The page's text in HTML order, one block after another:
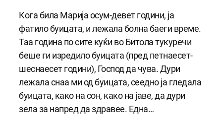
Кога била Марија осум-девет години, ја
фатило буицата, и лежала болна баеги време.
Таа година по сите куќи во Битола тукуречи
беше ги изредило буицата (пред петнаесет-
шеснаесет години), Господ да чува. Дури
лежала снаа ми од буицата, сеедно ја гледала
буицата, како на сон, како на јаве, да дури
зела за напред да здравее. Една…